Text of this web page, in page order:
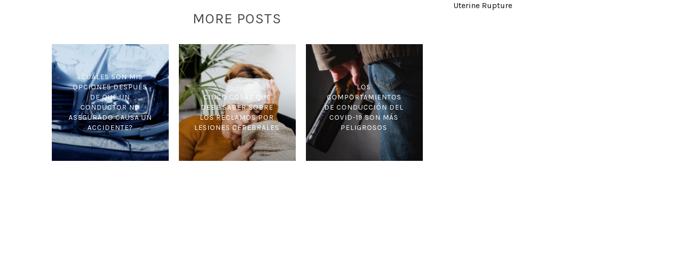
MORE POSTS
¿CUÁLES SON MIS
OPCIONES DESPUÉS
DE QUE UN
CONDUCTOR NO
ASEGURADO CAUSA UN
ACCIDENTE?
CINCO COSAS QUE
DEBE SABER SOBRE
LOS RECLAMOS POR
LESIONES CEREBRALES
LOS
COMPORTAMIENTOS
DE CONDUCCIÓN DEL
COVID-19 SON MÁS
PELIGROSOS
Uterine Rupture